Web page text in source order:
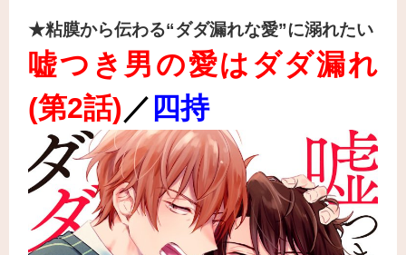
★粘膜から伝わる“ダダ漏れな愛”に溺れたい
嘘つき男の愛はダダ漏れ
(第2話)／ 四持